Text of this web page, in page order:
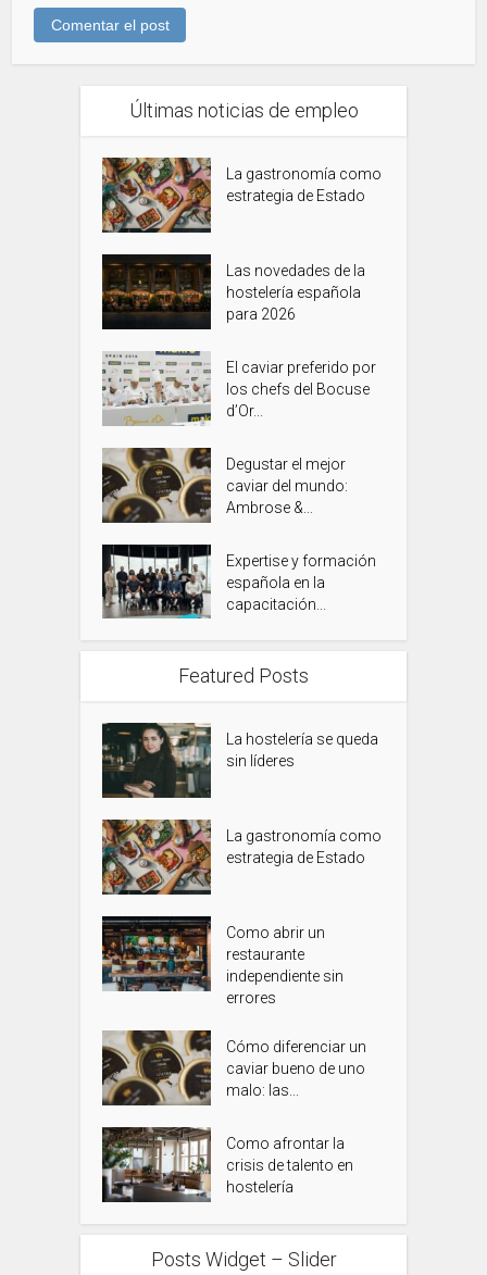
Últimas noticias de empleo
La gastronomía como
estrategia de Estado
Las novedades de la
hostelería española
para 2026
El caviar preferido por
los chefs del Bocuse
d’Or...
Degustar el mejor
caviar del mundo:
Ambrose &...
Expertise y formación
española en la
capacitación...
Featured Posts
La hostelería se queda
sin líderes
La gastronomía como
estrategia de Estado
Como abrir un
restaurante
independiente sin
errores
Cómo diferenciar un
caviar bueno de uno
malo: las...
Como afrontar la
crisis de talento en
hostelería
Posts Widget – Slider